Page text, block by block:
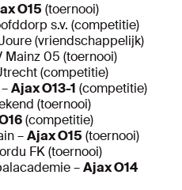
O15 (toernooi)
s.v. (competitie)
(vriendschappelijk)
Mainz 05 (toernooi)
(competitie)
Ajax O13-1 (competitie)
(toernooi)
(competitie)
–Ajax O15 (toernooi)
FK (toernooi)
–Ajax O14